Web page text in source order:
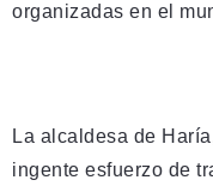
organizadas en el
La alcaldesa de
ingente esfuerzo de